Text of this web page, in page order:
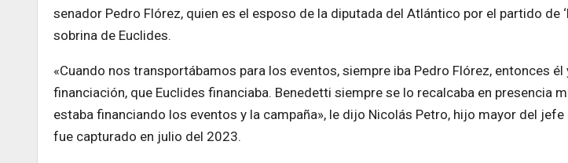
senador Pedro Flórez, quien es el esposo de la diputada del Atlántico por el partido de
sobrina de Euclides.
«Cuando nos transportábamos para los eventos, siempre iba Pedro Flórez, entonces él
financiación, que Euclides financiaba. Benedetti siempre se lo recalcaba en presencia
estaba financiando los eventos y la campaña», le dijo Nicolás Petro, hijo mayor del jefe
fue capturado en julio del 2023.